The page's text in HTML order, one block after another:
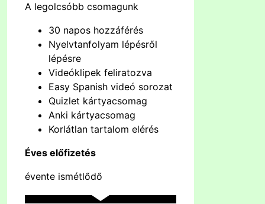
A legolcsóbb csomagunk
30 napos hozzáférés
Nyelvtanfolyam lépésről
lépésre
Videóklipek feliratozva
Easy Spanish videó sorozat
Quizlet kártyacsomag
Anki kártyacsomag
Korlátlan tartalom elérés
Éves előfizetés
évente ismétlődő